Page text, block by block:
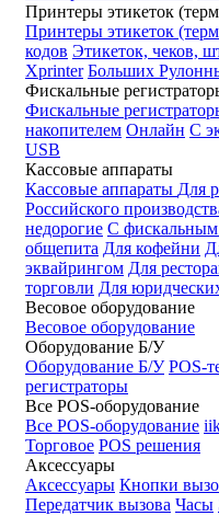
Принтеры этикеток
Принтеры этикеток
кодов Этикеток, чеков,
Xprinter Больших
Фискальные
Фискальные
накопителем Онлайн С
USB
Кассовые аппараты
Кассовые аппараты Для
Российского
недорогие С фискальным
общепита Для кофейни
эквайрингом Для
торговли Для
Весовое оборудование
Весовое оборудование
Оборудование Б/У
Оборудование Б/У POS-
регистраторы
Все POS-оборудование
Все POS-оборудование
Торговое POS решения
Аксессуары
Аксессуары Кнопки
Передатчик вызова Часы